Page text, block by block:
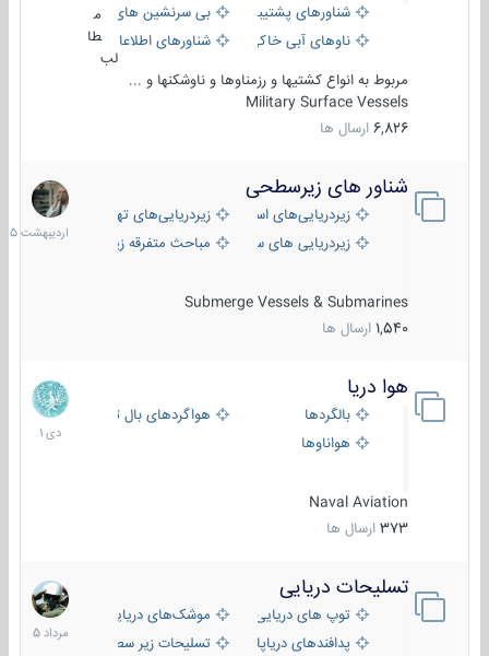
شناورهای پشتیبانی
بی سرنشین های دریایی
ناوهای آبی خاکی و نیروبرشناورهای اطلاعاتی و جاسوسی
طا
لب
مربوط به انواع کشتیها و رزمناوها و ناوشکنها و ...
Military Surface Vessels
6,826 ارسال ها
شناور های زیرسطحی
زیردریایی‌های استراتژیکزیردریایی‌های تهاجمی
زیردریایی های سبک
مباحث متفرقه زیرسطحی
Submerge Vessels & Submarines
1,540 ارسال ها
31
1405
هوا دریا
بالگردها
هواگردهای بال ثابت
هواناوها
Naval Aviation
373 ارسال ها
12
دی
1401
تسلیحات دریایی
توپ های دریایی
موشک‌های دریایی
پدافندهای دریاپایه
تسلیحات زیر سطحی
2
مرداد
1405